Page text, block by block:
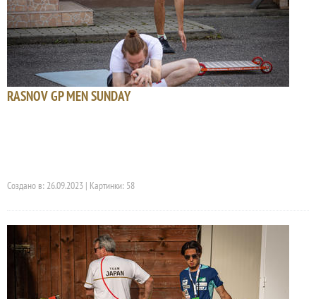
RASNOV GP MEN SUNDAY
Создано в: 26.09.2023 | Картинки: 58